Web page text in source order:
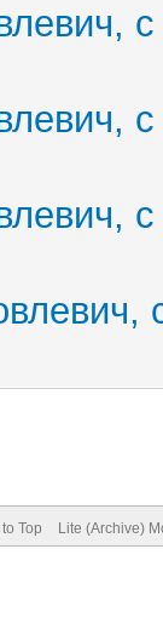
Top Lite (Archive)